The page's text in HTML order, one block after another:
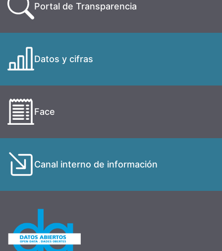
Portal de Transparencia
Datos y cifras
Face
Canal interno de información